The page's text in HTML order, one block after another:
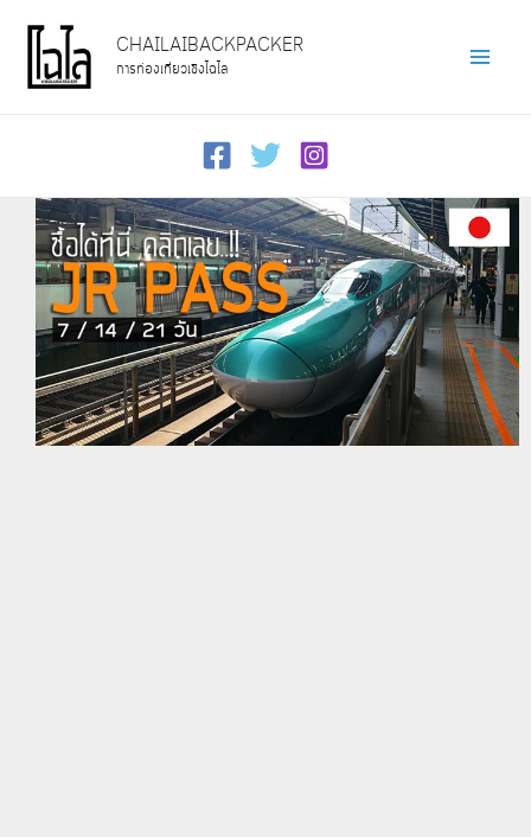
content
CHAILAIBACKPACKER
การท่องเที่ยวเชิงไฉไล